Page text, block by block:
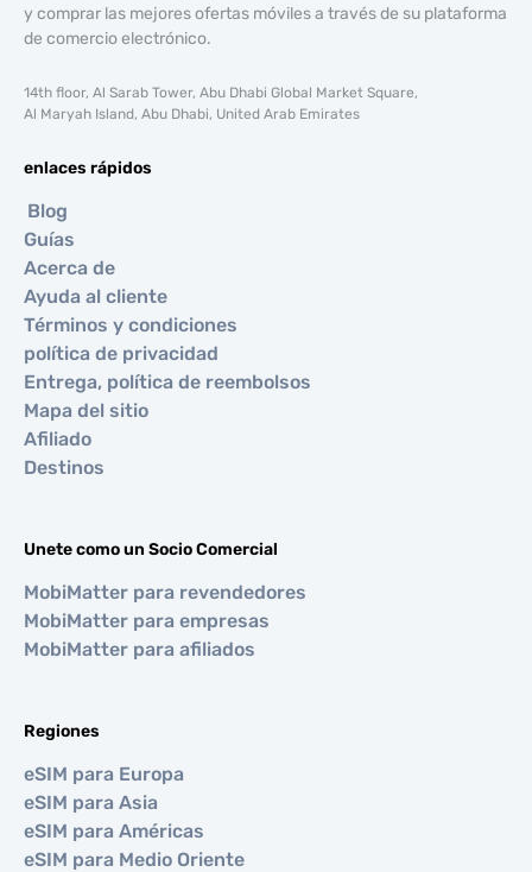
y comprar las mejores ofertas móviles a través de su plataforma
de comercio electrónico.
14th floor, Al Sarab Tower, Abu Dhabi Global Market Square,
Al Maryah Island, Abu Dhabi, United Arab Emirates
enlaces rápidos
Blog
Guías
Acerca de
Ayuda al cliente
Términos y condiciones
política de privacidad
Entrega, política de reembolsos
Mapa del sitio
Afiliado
Destinos
Unete como un Socio Comercial
MobiMatter para revendedores
MobiMatter para empresas
MobiMatter para afiliados
Regiones
eSIM para Europa
eSIM para Asia
eSIM para Américas
eSIM para Medio Oriente